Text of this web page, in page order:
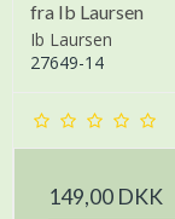
fra Ib Laursen
Ib Laursen
27649-14
149,00 DKK